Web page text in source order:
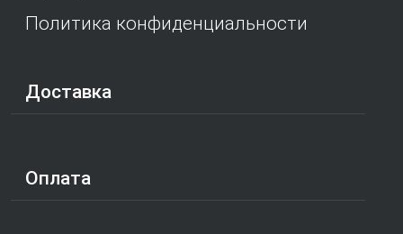
Политика конфиденциальности
Доставка
Оплата